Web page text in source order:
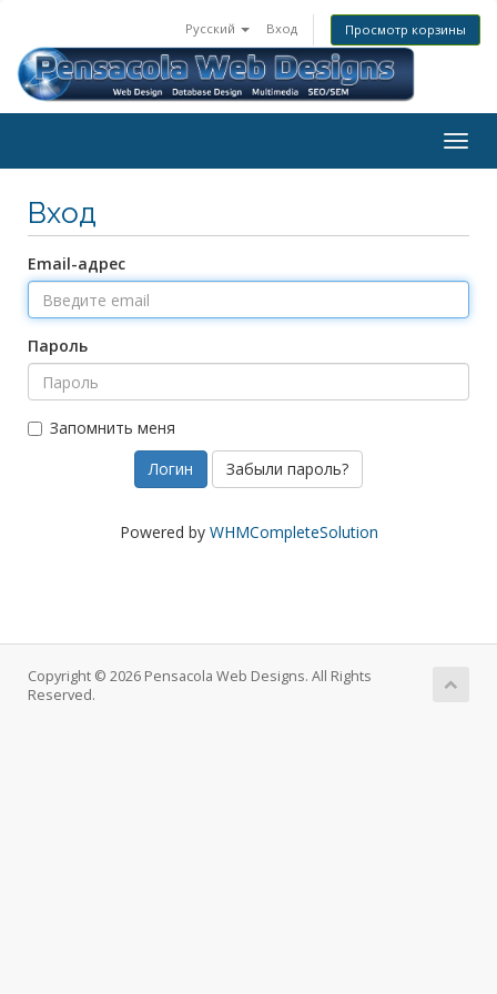
Русский Вход Просмотр корзины
Вход
Email-адрес
Пароль
Запомнить меня
Забыли пароль?
Powered by WHMCompleteSolution
Copyright © 2026 Pensacola Web Designs. All Rights
Reserved.